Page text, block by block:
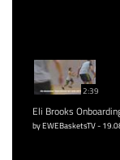
2:39
Eli Brooks
by EWEBasketsTV -